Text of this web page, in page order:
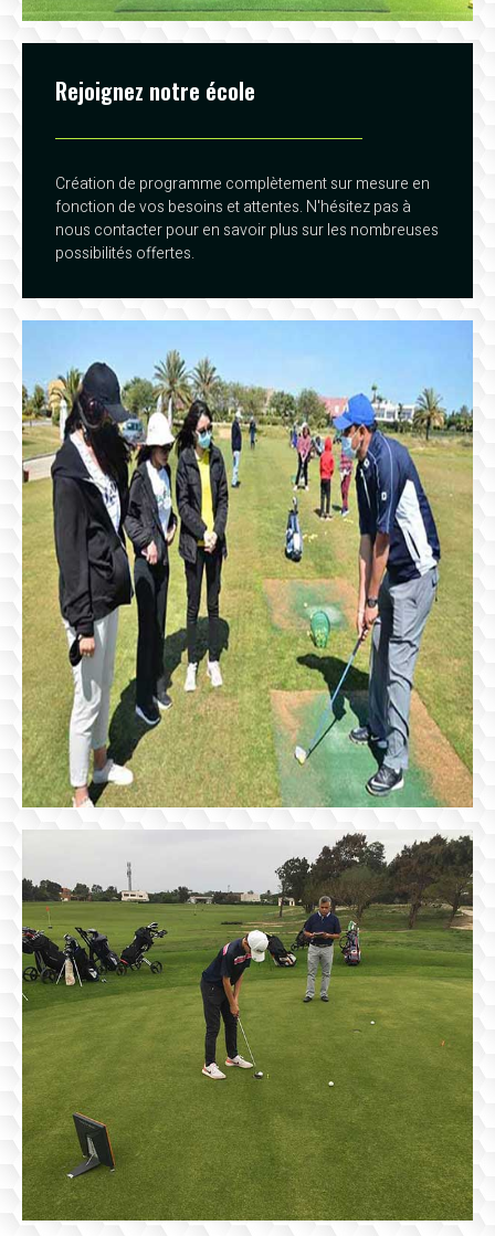
Rejoignez notre école
Création de programme complètement sur mesure en
fonction de vos besoins et attentes. N'hésitez pas à
nous contacter pour en savoir plus sur les nombreuses
possibilités offertes.